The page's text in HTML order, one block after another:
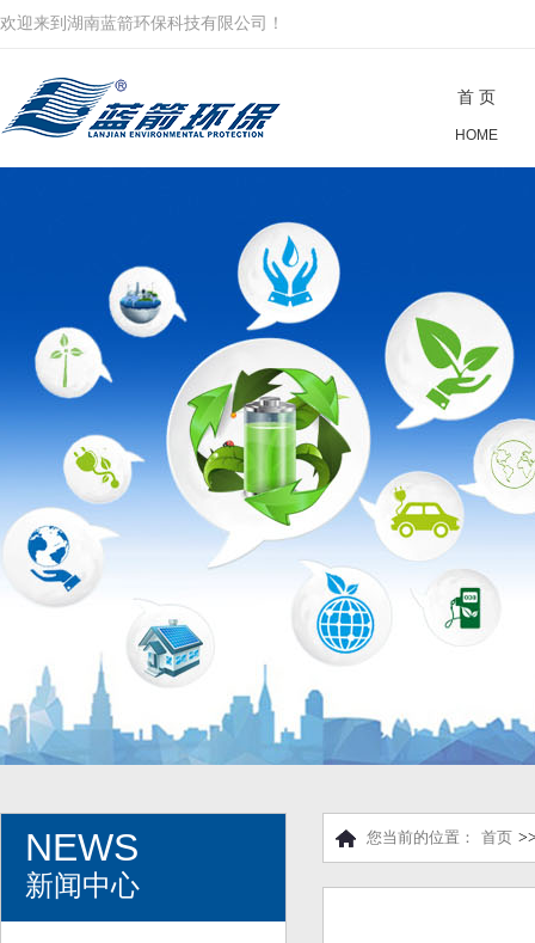
欢迎来到湖南蓝箭环保科技有限公司！
首 页
HOME
NEWS
新闻中心
您当前的位置： 首页